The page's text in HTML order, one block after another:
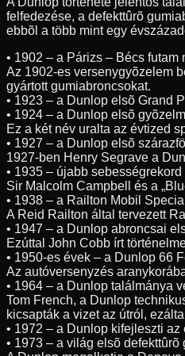
felfedezése, a defekttûrõ
ebbõl a több mint egy
• 1902 – a Párizs – Bécs
Az 1902-es versenygyõzelem
gyártott gumiabroncsokat.
• 1923 – a Dunlop elsõ Grand
• 1924 – a Dunlop elsõ
Ez a két név uralta az évtized
• 1927 – a Dunlop elsõ
1927-ben Henry Segrave a
• 1935 – újabb sebességrekord
Sir Malcolm Campbell és a
• 1938 – a Railton Mobil
A Reid Railton által tervezett
• 1947 – a Dunlop abroncsai
Ezúttal John Cobb írt
• 1950-es évek – a Dunlop 66
Az autóversenyzés
• 1964 – a Dunlop találmánya
Tom French, a Dunlop
kicsapták a vizet az útról,
• 1972 – a Dunlop kifejleszti
• 1973 – a világ elsõ defekttûrõ